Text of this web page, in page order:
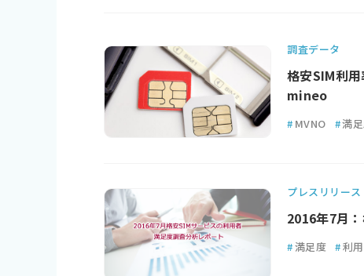
調査データ
格安SIM利
mineo
# MVNO #満
プレスリリース
2016年7月
#満足度 #利